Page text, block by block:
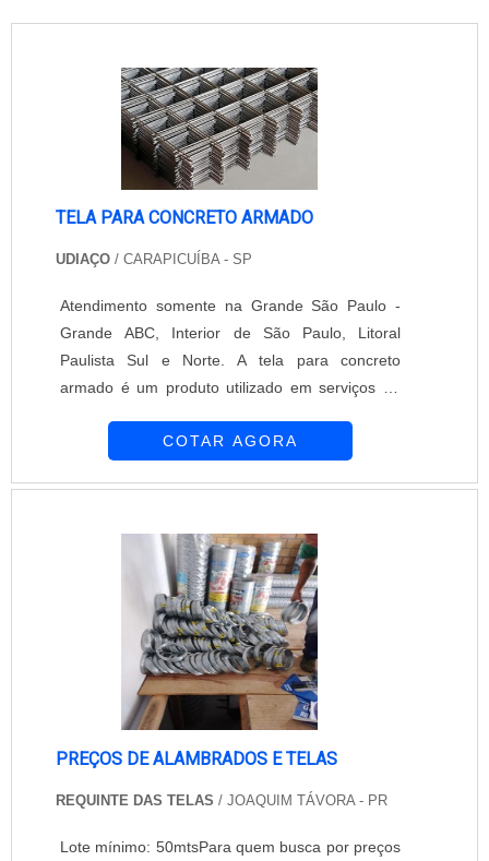
TELA PARA CONCRETO ARMADO
UDIAÇO / CARAPICUÍBA - SP
Atendimento somente na Grande São Paulo -
Grande ABC, Interior de São Paulo, Litoral
Paulista Sul e Norte. A tela para concreto
armado é um produto utilizado em serviços de
Udiaço, a tela para concreto armado evita
presente no mercado desde 1989. Conta com
COTAR AGORA
PREÇOS DE ALAMBRADOS E TELAS
REQUINTE DAS TELAS / JOAQUIM TÁVORA - PR
Lote mínimo: 50mtsPara quem busca por preços